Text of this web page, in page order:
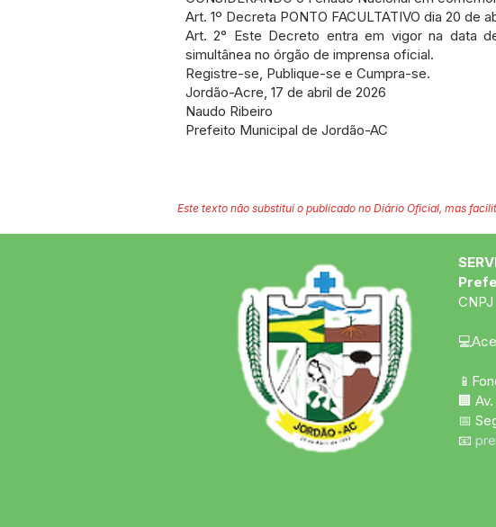
Art. 1º Decreta PONTO FACULTATIVO dia 20 de
Art. 2° Este Decreto entra em vigor na data
simultânea no órgão de imprensa oficial.
Registre-se, Publique-se e Cumpra-se.
Jordão-Acre, 17 de abril de 2026
Naudo Ribeiro
Prefeito Municipal de Jordão-AC
Este texto não substitui o publicado no Diário Oficial, mas
🏢
📅
📧